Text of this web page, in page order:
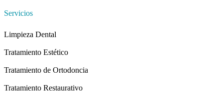
Servicios
Limpieza Dental
Tratamiento Estético
Tratamiento de Ortodoncia
Tratamiento Restaurativo